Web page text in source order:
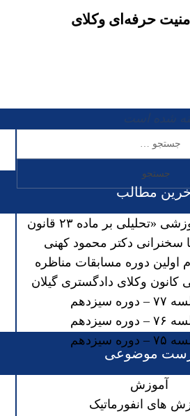
حرفه‌ای وکلای
مطالب
ویدیوی دوره آموزشی «تحلیلی بر ماده ۲۳ قانون
سخنرانی دکتر محمود کهنی
اولین دوره مسابقات مناظره
وکلای دادگستری گیلان
سیزدهم
سیزدهم
سیزدهم
موضوعی
آموزش
های انفورماتیک